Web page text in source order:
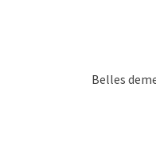
Belles